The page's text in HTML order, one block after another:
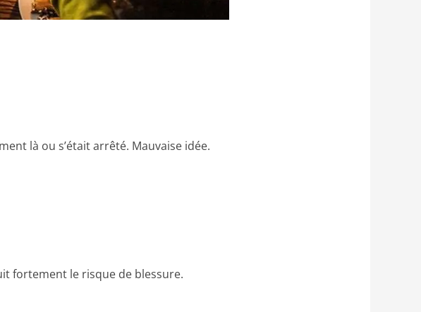
là ou s’était arrêté. Mauvaise idée.
fortement le risque de blessure.